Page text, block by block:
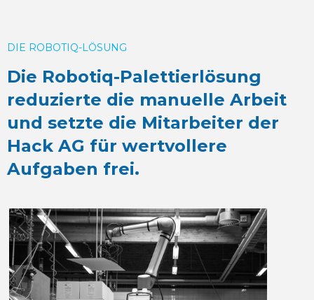
DIE ROBOTIQ-LÖSUNG
Die Robotiq-Palettierlösung
reduzierte die manuelle Arbeit
und setzte die Mitarbeiter der
Hack AG für wertvollere
Aufgaben frei.